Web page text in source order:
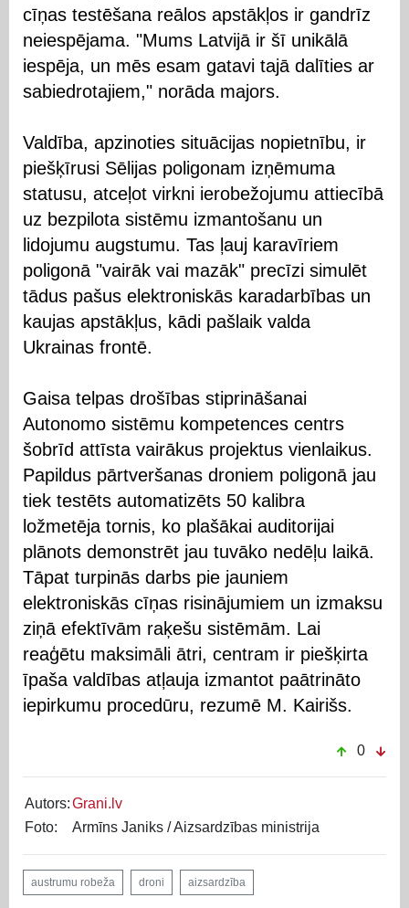
cīņas testēšana reālos apstākļos ir gandrīz
neiespējama. "Mums Latvijā ir šī unikālā
iespēja, un mēs esam gatavi tajā dalīties ar
sabiedrotajiem," norāda majors.
Valdība, apzinoties situācijas nopietnību, ir
piešķīrusi Sēlijas poligonam izņēmuma
statusu, atceļot virkni ierobežojumu attiecībā
uz bezpilota sistēmu izmantošanu un
lidojumu augstumu. Tas ļauj karavīriem
poligonā "vairāk vai mazāk" precīzi simulēt
tādus pašus elektroniskās karadarbības un
kaujas apstākļus, kādi pašlaik valda
Ukrainas frontē.
Gaisa telpas drošības stiprināšanai
Autonomo sistēmu kompetences centrs
šobrīd attīsta vairākus projektus vienlaikus.
Papildus pārtveršanas droniem poligonā jau
tiek testēts automatizēts 50 kalibra
ložmetēja tornis, ko plašākai auditorijai
plānots demonstrēt jau tuvāko nedēļu laikā.
Tāpat turpinās darbs pie jauniem
elektroniskās cīņas risinājumiem un izmaksu
ziņā efektīvām raķešu sistēmām. Lai
reaģētu maksimāli ātri, centram ir piešķirta
īpaša valdības atļauja izmantot paātrināto
iepirkumu procedūru, rezumē M. Kairišs.
0
Autors:Grani.lv
Foto:
Armīns Janiks / Aizsardzības ministrija
austrumu robeža droni aizsardzība